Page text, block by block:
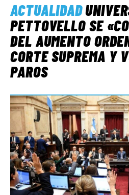
ACTUALIDAD
PETTOVELLO SE
DEL AUMENTO
CORTE SUPREMA Y
PAROS